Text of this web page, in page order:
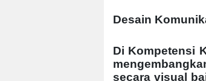
Desain
Di Kompetensi
secara visual